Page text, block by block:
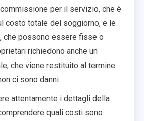
per il servizio, che è
costo totale del soggiorno, e le
che possono essere fisse o
richiedono anche un
che viene restituito al termine
ci sono danni.
attentamente i dettagli della
quali costi sono